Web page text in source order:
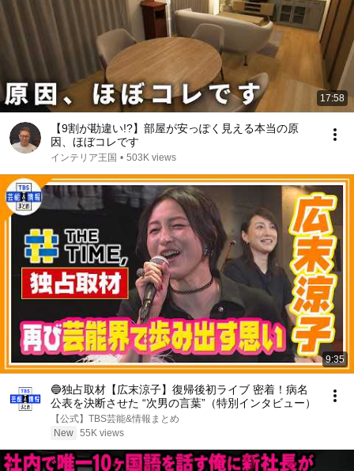
17:58
【9割が勘違い!?】部屋が安っぽく見える本当の原
因、ほぼコレです
インテリア王国 • 503K views
9:35
🔵独占取材【広末涼子】復帰後初ライブ 密着！病名
公表を決断させた “次男の言葉”（特別インタビュー）
【公式】TBS芸能&情報まとめ
New 55K views